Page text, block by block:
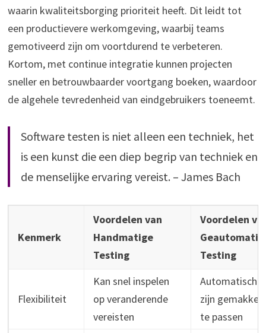
waarin kwaliteitsborging prioriteit heeft. Dit leidt tot
een productievere werkomgeving, waarbij teams
gemotiveerd zijn om voortdurend te verbeteren.
Kortom, met continue integratie kunnen projecten
sneller en betrouwbaarder voortgang boeken, waardoor
de algehele tevredenheid van eindgebruikers toeneemt.
Software testen is niet alleen een techniek, het
is een kunst die een diep begrip van techniek en
de menselijke ervaring vereist. – James Bach
Kenmerk
Voordelen van
Handmatige
Testing
Voordelen
Testing
Flexibiliteit
Kan snel inspelen
op veranderende
vereisten
Automatische
zijn
te passen